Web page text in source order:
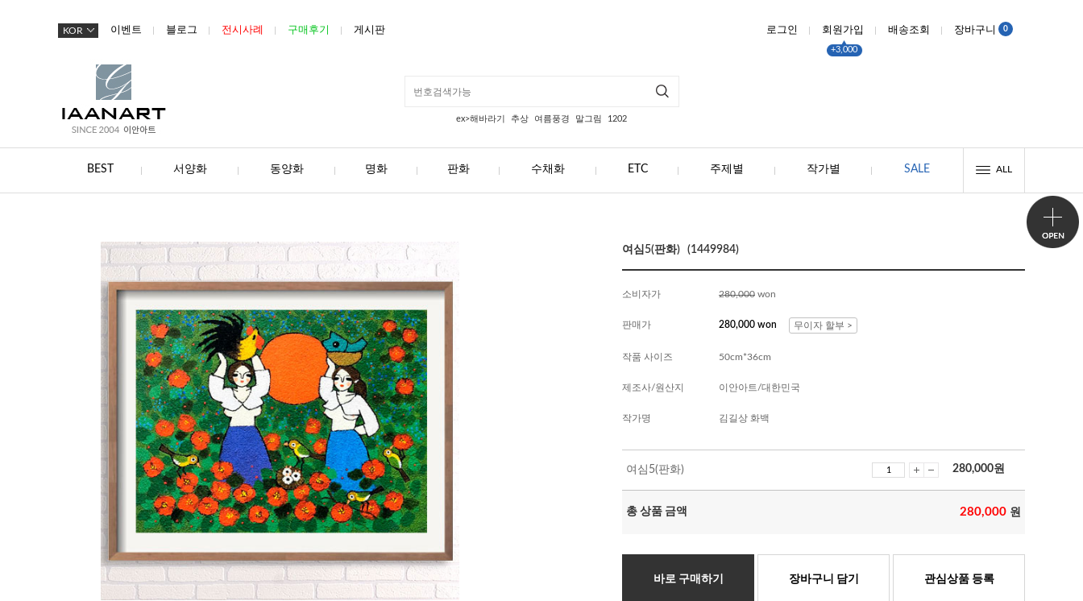
KOR 이벤트 블로그 전시사례 구매후기 게시판 로그인 회원가입
+3,000
배송조회 장바구니 0
ex>해바라기 추상 여름풍경 말그림 1202
BEST 서양화 동양화 명화 판화 수채화 ETC 주제별 작가별 SALE ALL
여심5(판화) (1449984)
소비자가 280,000 won
판매가 280,000 won 무이자 할부 >
작품 사이즈 50cm*36cm
제조사/원산지 이안아트/대한민국
작가명 김길상 화백
여심5(판화) 280,000원
총 상품 금액 280,000 원
바로 구매하기 장바구니 담기 관심상품 등록